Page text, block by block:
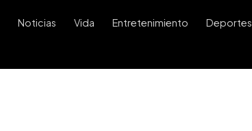
Noticias Vida Entretenimiento Deportes